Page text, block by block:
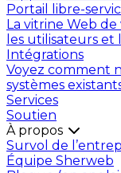
Portail libre-
La vitrine Web
les utilisateurs et
Intégrations
Voyez comment
systèmes
Services
Soutien
À propos
Survol de
Équipe Sherweb